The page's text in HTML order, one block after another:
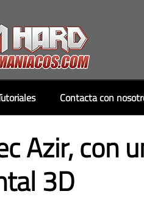
Contacta con
Azir, con
3D